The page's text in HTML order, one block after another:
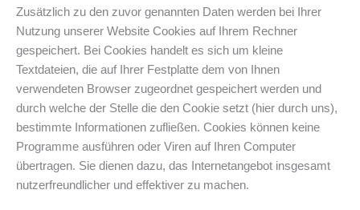
Zusätzlich zu den zuvor genannten Daten werden bei Ihrer
Nutzung unserer Website Cookies auf Ihrem Rechner
gespeichert. Bei Cookies handelt es sich um kleine
Textdateien, die auf Ihrer Festplatte dem von Ihnen
verwendeten Browser zugeordnet gespeichert werden und
durch welche der Stelle die den Cookie setzt (hier durch uns),
bestimmte Informationen zufließen. Cookies können keine
Programme ausführen oder Viren auf Ihren Computer
übertragen. Sie dienen dazu, das Internetangebot insgesamt
nutzerfreundlicher und effektiver zu machen.